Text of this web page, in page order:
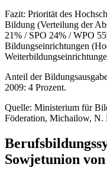
Fazit: Priorität des
Bildung (Verteilung der
21% / SPO 24% / WPO
Bildungseinrichtungen
Anteil der
2009: 4 Prozent.
Quelle: Ministerium für
Föderation, Michailow, N.
Sowjetunion